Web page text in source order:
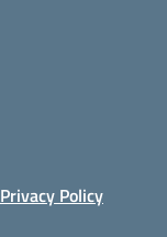
Privacy Policy